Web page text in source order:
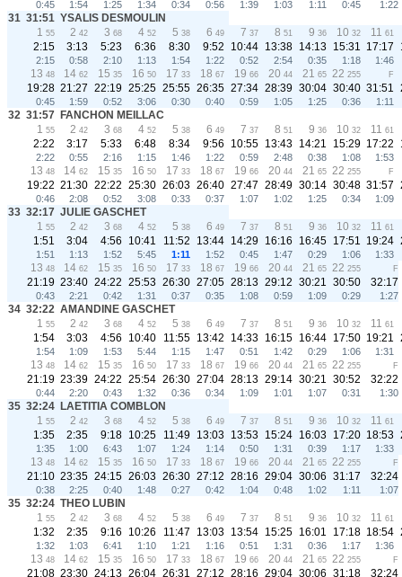
0:45 1:54 1:25 1:34 0:34 0:56 1:39 1:03 1:11 0:45 1:22
31 31:51 YSALIS DESMOULIN
1 55 2 42 3 68 4 52 5 38 6 49 7 37 8 51 9 36 10 32 11 61
2:15 3:13 5:23 6:36 8:30 9:52 10:44 13:38 14:13 15:31 17:17
2:15 0:58 2:10 1:13 1:54 1:22 0:52 2:54 0:35 1:18 1:46
13 48 14 62 15 35 16 50 17 33 18 67 19 66 20 44 21 65 22 255 F
19:28 21:27 22:19 25:25 25:55 26:35 27:34 28:39 30:04 30:40 31:51
0:45 1:59 0:52 3:06 0:30 0:40 0:59 1:05 1:25 0:36 1:11
32 31:57 FANCHON MEILLAC
1 55 2 42 3 68 4 52 5 38 6 49 7 37 8 51 9 36 10 32 11 61
2:22 3:17 5:33 6:48 8:34 9:56 10:55 13:43 14:21 15:29 17:22
2:22 0:55 2:16 1:15 1:46 1:22 0:59 2:48 0:38 1:08 1:53
13 48 14 62 15 35 16 50 17 33 18 67 19 66 20 44 21 65 22 255 F
19:22 21:30 22:22 25:30 26:03 26:40 27:47 28:49 30:14 30:48 31:57
0:46 2:08 0:52 3:08 0:33 0:37 1:07 1:02 1:25 0:34 1:09
33 32:17 JULIE GASCHET
1 55 2 42 3 68 4 52 5 38 6 49 7 37 8 51 9 36 10 32 11 61
1:51 3:04 4:56 10:41 11:52 13:44 14:29 16:16 16:45 17:51 19:24
1:51 1:13 1:52 5:45 1:11 1:52 0:45 1:47 0:29 1:06 1:33
13 48 14 62 15 35 16 50 17 33 18 67 19 66 20 44 21 65 22 255 F
21:19 23:40 24:22 25:53 26:30 27:05 28:13 29:12 30:21 30:50 32:17
0:43 2:21 0:42 1:31 0:37 0:35 1:08 0:59 1:09 0:29 1:27
34 32:22 AMANDINE GASCHET
1 55 2 42 3 68 4 52 5 38 6 49 7 37 8 51 9 36 10 32 11 61
1:54 3:03 4:56 10:40 11:55 13:42 14:33 16:15 16:44 17:50 19:21
1:54 1:09 1:53 5:44 1:15 1:47 0:51 1:42 0:29 1:06 1:31
13 48 14 62 15 35 16 50 17 33 18 67 19 66 20 44 21 65 22 255 F
21:19 23:39 24:22 25:54 26:30 27:04 28:13 29:14 30:21 30:52 32:22
0:44 2:20 0:43 1:32 0:36 0:34 1:09 1:01 1:07 0:31 1:30
35 32:24 LAETITIA COMBLON
1 55 2 42 3 68 4 52 5 38 6 49 7 37 8 51 9 36 10 32 11 61
1:35 2:35 9:18 10:25 11:49 13:03 13:53 15:24 16:03 17:20 18:53
1:35 1:00 6:43 1:07 1:24 1:14 0:50 1:31 0:39 1:17 1:33
13 48 14 62 15 35 16 50 17 33 18 67 19 66 20 44 21 65 22 255 F
21:10 23:35 24:15 26:03 26:30 27:12 28:16 29:04 30:06 31:17 32:24
0:38 2:25 0:40 1:48 0:27 0:42 1:04 0:48 1:02 1:11 1:07
35 32:24 THEO LUBIN
1 55 2 42 3 68 4 52 5 38 6 49 7 37 8 51 9 36 10 32 11 61
1:32 2:35 9:16 10:26 11:47 13:03 13:54 15:25 16:01 17:18 18:54
1:32 1:03 6:41 1:10 1:21 1:16 0:51 1:31 0:36 1:17 1:36
13 48 14 62 15 35 16 50 17 33 18 67 19 66 20 44 21 65 22 255 F
21:08 23:30 24:13 26:04 26:31 27:12 28:16 29:04 30:06 31:18 32:24